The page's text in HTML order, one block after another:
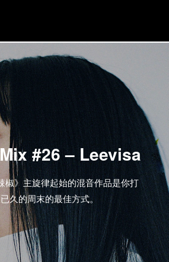
#26 – Leevisa
椒》主旋律起始的混音作品是你打
久的周末的最佳方式。